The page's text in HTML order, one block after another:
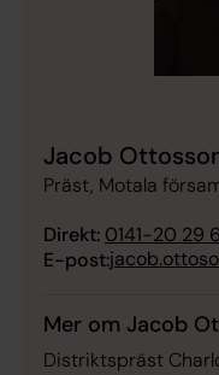
Jacob
Präst, Motala
Direkt: 0141-20 29
E-post:
Mer om Jacob
Distriktspräst